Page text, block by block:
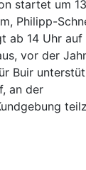
startet um
Philipp-
ab 14 Uhr
vor der
Buir
an der